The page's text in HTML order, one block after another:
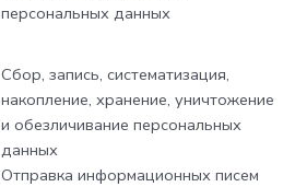
персональных данных
Сбор, запись, систематизация,
накопление, хранение, уничтожение
и обезличивание персональных
данных
Отправка информационных писем